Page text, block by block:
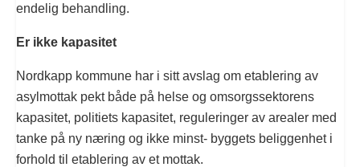
endelig behandling.
Er ikke kapasitet
Nordkapp kommune har i sitt avslag om etablering av
asylmottak pekt både på helse og omsorgssektorens
kapasitet, politiets kapasitet, reguleringer av arealer med
tanke på ny næring og ikke minst- byggets beliggenhet i
forhold til etablering av et mottak.